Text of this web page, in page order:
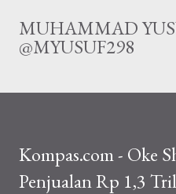
Langsung ke
MUHAMMAD
@MYUSUF298
Kompas.com - Oke
Penjualan Rp 1,3